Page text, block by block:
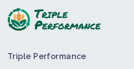
Triple Performance